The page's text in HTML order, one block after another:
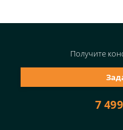
7
Получите